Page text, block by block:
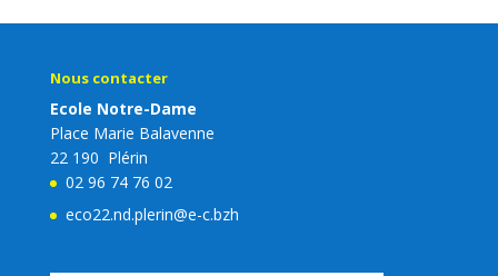
Nous contacter
Ecole Notre-Dame
Place Marie Balavenne
22 190 Plérin
02 96 74 76 02
eco22.nd.plerin@e-c.bzh